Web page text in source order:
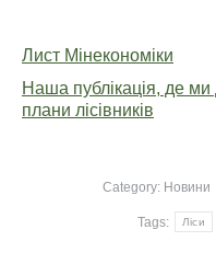
Лист Мінекономіки
Наша публікація, де ми
плани лісівників
Category: Новини
Tags: Ліси